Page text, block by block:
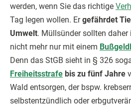
werden, wenn Sie das richtige
Tag legen wollen. Ergefährdet
Umwelt. Müllsünder sollten daher
nicht mehr nur mit einem
Denn das StGB sieht in § 326
Freiheitsstrafe bis zu fünf Jahre
Wald entsorgen, der bspw.
selbstentzündlich oder